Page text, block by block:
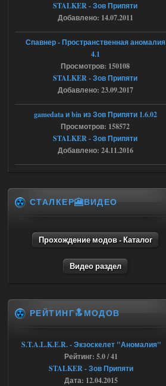
STCoP WP 3.4
Доступно только для пользователей
Ответить ➤
Объединенный Пак 2 + OGSR +
STCoP WP 3.4
andreyforest1993
вот ещё этот же трелер с
вашего сайта, https://stalker-
04.08.2026
STCoP WP 3.4
это и есть эта версия мода
04.08.2026
Объединенный Пак 2 + OGSR +
STCoP WP 3.4
andreyforest1993
STALKER - Зов Припяти
Добавлено: 14.07.2011
Спавнер - Пространственная аномалия
4.1
Просмотров: 150108
STALKER - Зов Припяти
Добавлено: 23.09.2017
gamedata и bin из Зов Припяти 1.6.02
Просмотров: 158572
STALKER - Зов Припяти
Добавлено: 24.11.2016
СТАЛКЕР🎦ВИДЕО
Прохождение модов - Каталог
Видео раздел
РЕЙТИНГ🔝МОДОВ
S.T.A.L.K.E.R. - Экзоскелет "Аномалия"
Рейтинг: 5.0 / 41
STALKER - Зов Припяти
Дата: 12.04.2015